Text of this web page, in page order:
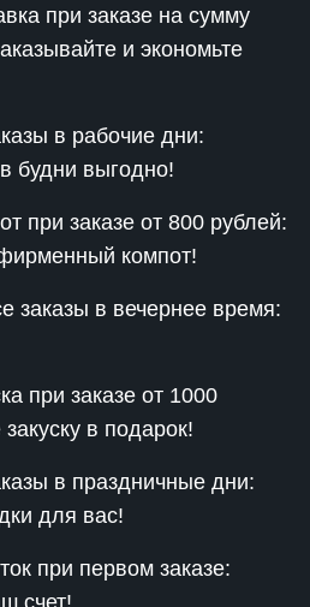
при заказе на сумму
и экономьте
в рабочие дни:
будни выгодно!
при заказе от 800 рублей:
компот!
заказы в вечернее время:
при заказе от 1000
в подарок!
в праздничные дни:
для вас!
при первом заказе:
счет!